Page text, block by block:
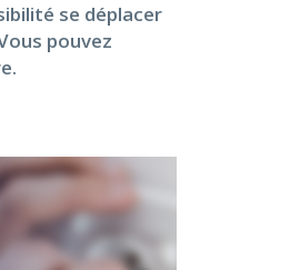
se déplacer
pouvez